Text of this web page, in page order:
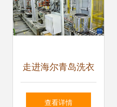
走进海尔青岛洗衣
机互联工厂 探秘智
查看详情